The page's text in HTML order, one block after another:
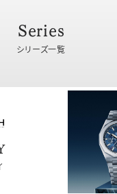
Series
シリーズ一覧